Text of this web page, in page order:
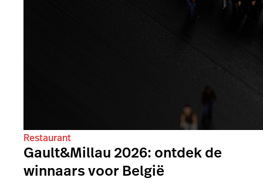
Restaurant
Gault&Millau 2026: ontdek de
winnaars voor België